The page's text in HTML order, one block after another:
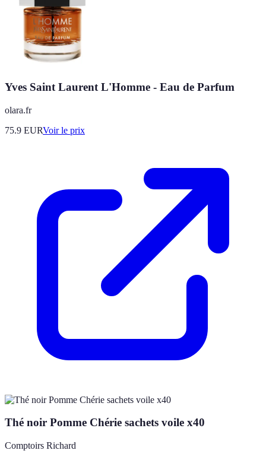
Yves Saint Laurent L'Homme - Eau de Parfum
olara.fr
75.9 EURVoir le prix
Thé noir Pomme Chérie sachets voile x40
Comptoirs Richard